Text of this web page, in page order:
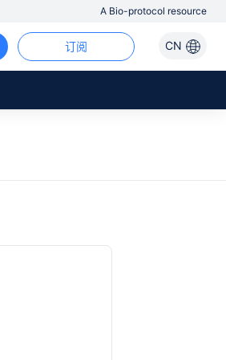
A Bio-protocol resource
CN
订阅